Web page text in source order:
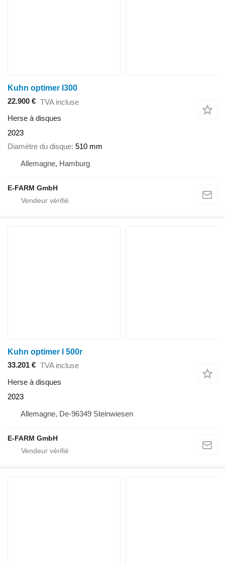
Kuhn optimer l300
22.900 € TVA incluse
Herse à disques
2023
Diamètre du disque 510 mm
Allemagne, Hamburg
E-FARM GmbH
Kuhn optimer l 500r
33.201 € TVA incluse
Herse à disques
2023
Allemagne, De-96349 Steinwiesen
E-FARM GmbH